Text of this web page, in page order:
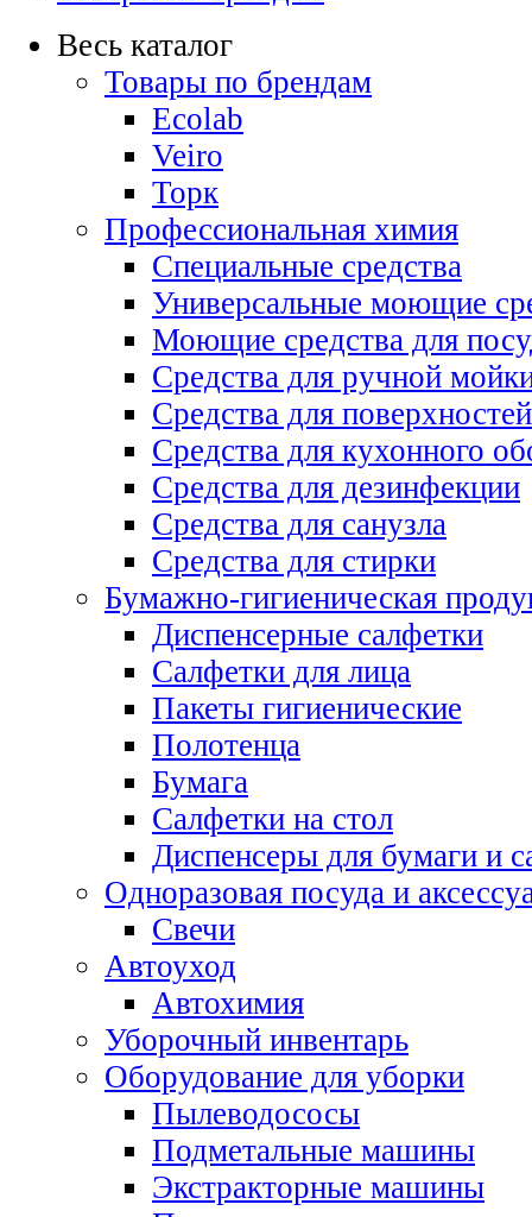
Весь каталог
Товары по брендам
Ecolab
Veiro
Торк
Профессиональная химия
Специальные средства
Универсальные моющие
Моющие средства для
Средства для ручной
Средства для поверхностей
Средства для кухонного
Средства для дезинфекции
Средства для санузла
Средства для стирки
Бумажно-гигиеническая
Диспенсерные салфетки
Салфетки для лица
Пакеты гигиенические
Полотенца
Бумага
Салфетки на стол
Диспенсеры для бумаги и
Одноразовая посуда и
Свечи
Автоуход
Автохимия
Уборочный инвентарь
Оборудование для уборки
Пылеводососы
Подметальные машины
Экстракторные машины